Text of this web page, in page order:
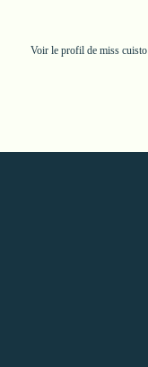
Voir le profil de miss cuisto